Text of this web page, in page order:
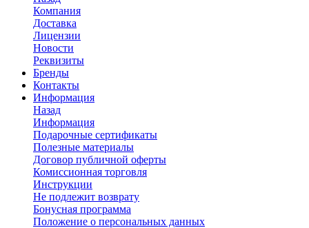
Компания
Доставка
Лицензии
Новости
Реквизиты
Бренды
Контакты
Информация
Назад
Информация
Подарочные сертификаты
Полезные материалы
Договор публичной оферты
Комиссионная торговля
Инструкции
Не подлежит возврату
Бонусная программа
Положение о персональных данных